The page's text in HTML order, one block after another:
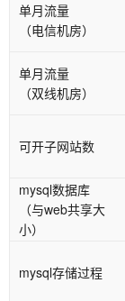
单月流量
（电信机房）
单月流量
（双线机房）
可开子网站数
mysql数据库
（与web共享大
小）
mysql存储过程